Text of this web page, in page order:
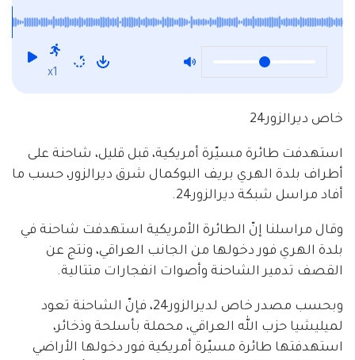
دخولها حدود ديرالزور
x1
خاص ديرالزور24
استهدفت طائرة مسيّرة أمريكية، قبل قليل، شاحنة على
أطراف بلدة الهري بريف البوكمال شرق ديرالزور، حسب ما
أفاد مراسل شبكة ديرالزور24.
وقال مراسلنا إنّ الطائرة الأمريكية استهدفت شاحنة في
بلدة الهري فور دخولها من الجانب العراقي، ونتج عن
القصف تدمير الشاحنة وأصوات انفجارات متتالية.
وبحسب مصدر خاص لديرالزور24، فإنّ الشاحنة تعود
لميليشيا حزب الله العراقي، محملة بأسلحة وذخائر،
استهدفتها طائرة مسيّرة أمريكية فور دخولها الأراضي